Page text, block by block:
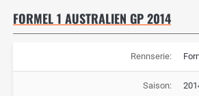
FORMEL 1 AUSTRALIEN GP 2014
Rennserie:
Saison: